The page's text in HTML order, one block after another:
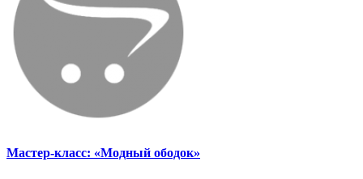
Мастер-класс: «Модный ободок»